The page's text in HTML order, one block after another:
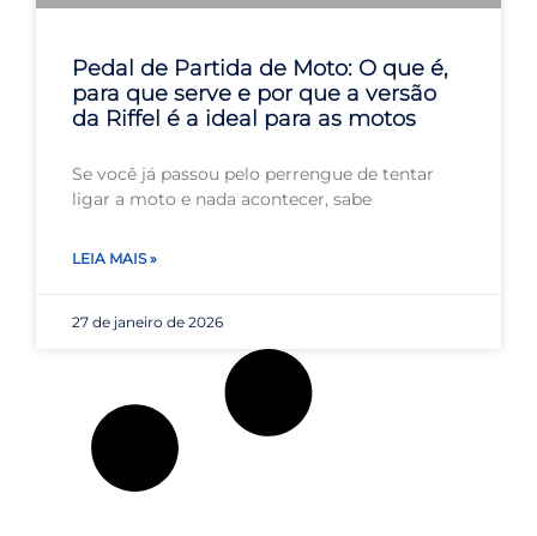
Pedal de Partida de Moto: O que é,
para que serve e por que a versão
da Riffel é a ideal para as motos
Se você já passou pelo perrengue de tentar
ligar a moto e nada acontecer, sabe
LEIA MAIS »
27 de janeiro de 2026